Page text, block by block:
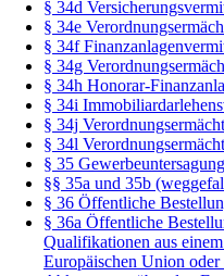
§ 34d
§ 34e
§ 34f
§ 34g
§ 34h Honorar-
§ 34i
§ 34j
§ 34l
§ 35
§§ 35a und 35b
§ 36 Öffentliche
§ 36a Öffentliche
Qualifikationen aus
Europäischen Union oder